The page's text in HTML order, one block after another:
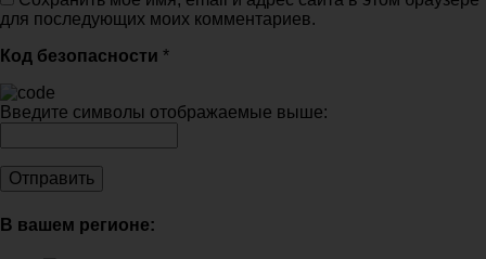
для последующих моих комментариев.
Код безопасности *
Введите символы отображаемые выше:
В вашем регионе: